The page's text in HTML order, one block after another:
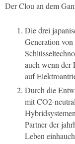
Der Clou an dem
Die drei
Generation
auch wenn der
auf
Durch die
mit CO2-
Partner der
Leben